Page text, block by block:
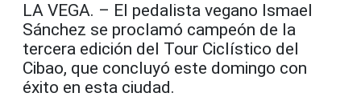
LA VEGA. – El pedalista vegano Ismael
Sánchez se proclamó campeón de la
tercera edición del Tour Ciclístico del
Cibao, que concluyó este domingo con
éxito en esta ciudad.